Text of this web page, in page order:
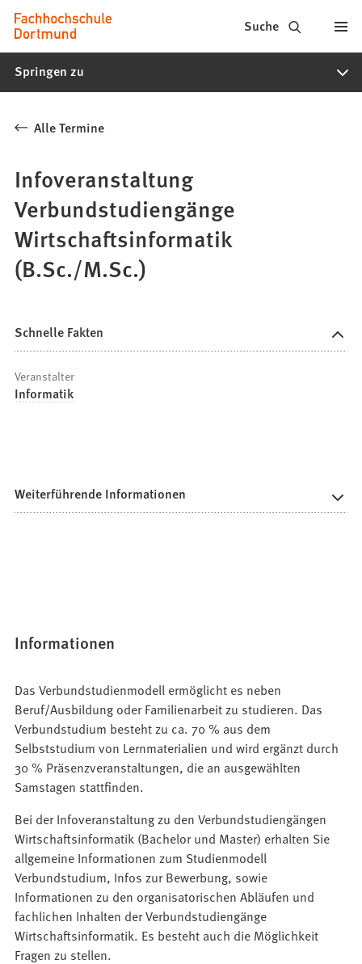
Inhalt anspringen
Fachhochschule
Dortmund
-
Studiengänge,
Bewerbung
Suche
Springen zu
Alle Termine
Infoveranstaltung
Verbundstudiengänge
Wirtschaftsinformatik
(B.Sc./M.Sc.)
Schnelle Fakten
Veranstalter
Informatik
Weiterführende Informationen
Informationen
Das Verbundstudienmodell ermöglicht es neben
Beruf/Ausbildung oder Familienarbeit zu studieren. Das
Verbundstudium besteht zu ca. 70 % aus dem
Selbststudium von Lernmaterialien und wird ergänzt durch
30 % Präsenzveranstaltungen, die an ausgewählten
Samstagen stattfinden.
Bei der Infoveranstaltung zu den Verbundstudiengängen
Wirtschaftsinformatik (Bachelor und Master) erhalten Sie
allgemeine Informationen zum Studienmodell
Verbundstudium, Infos zur Bewerbung, sowie
Informationen zu den organisatorischen Abläufen und
fachlichen Inhalten der Verbundstudiengänge
Wirtschaftsinformatik. Es besteht auch die Möglichkeit
Fragen zu stellen.